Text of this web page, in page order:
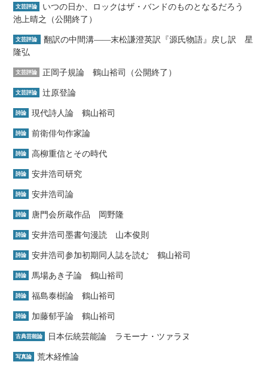
文芸評論
いつの日か、ロックはザ・バンドのものとなるだろう
池上晴之（公開終了）
文芸評論
翻訳の中間溝――末松謙澄英訳『源氏物語』戻し訳 星
隆弘
文芸評論 正岡子規論 鶴山裕司（公開終了）
文芸評論 辻原登論
詩論 現代詩人論 鶴山裕司
詩論 前衛俳句作家論
詩論 高柳重信とその時代
詩論 安井浩司研究
詩論 安井浩司論
詩論 唐門会所蔵作品 岡野隆
詩論 安井浩司墨書句漫読 山本俊則
詩論 安井浩司参加初期同人誌を読む 鶴山裕司
詩論 馬場あき子論 鶴山裕司
詩論 福島泰樹論 鶴山裕司
詩論 加藤郁乎論 鶴山裕司
古典芸能論 日本伝統芸能論 ラモーナ・ツァラヌ
写真論 荒木経惟論